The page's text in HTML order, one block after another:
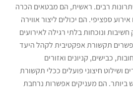
רבים. ראשית, הם מבטאים הכרה
ספציפי. הם יכולים ליצור אווירה
ונוכחות בלתי רגילה לאירועים
תקשורת אפקטיבית לקהל היעד
כבישים, קניונים ואזורים
ושילוט חיצוני פועלים ככלי תקשורת
ביותר. הם מעניקים אפשרות נרחבת